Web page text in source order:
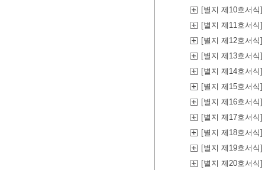
[별지 제10호서식
[별지 제11호서식
[별지 제12호서식
[별지 제13호서식
[별지 제14호서식
[별지 제15호서식
[별지 제16호서식
[별지 제17호서식
[별지 제18호서식
[별지 제19호서식
[별지 제20호서식